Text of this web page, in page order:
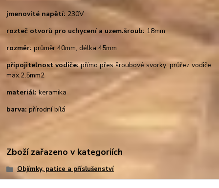
jmenovité napětí: 230V
rozteč otvorů pro uchycení a uzem.šroub: 18mm
rozměr: průměr 40mm; délka 45mm
připojitelnost vodiče:přímo přes šroubové svorky; průřez vodiče
max.2,5mm2
materiál:keramika
barva:přírodní bílá
Zboží zařazeno v kategoriích
Objímky, patice a příslušenství